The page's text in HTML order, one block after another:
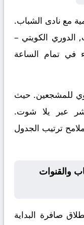
19 نادى السالمية مع نادى الشباب.
الدوري الكويتي –
في تمام الساعة
للمشجعين. حيث
عبر يلا شوت.
ترتيب الجدول
والقنوات
صافرة البداية